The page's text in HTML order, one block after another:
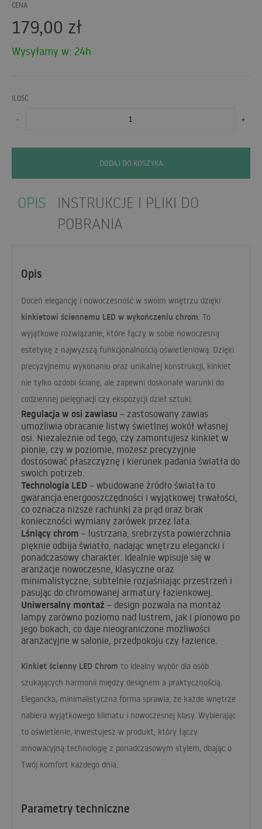
CENA
179,00 zł
Wysyłamy w: 24h
ILOŚĆ
- +
DODAJ DO KOSZYKA
OPIS
INSTRUKCJE I PLIKI DO
POBRANIA
Parametry techniczne
Opis
Doceń elegancję i nowoczesność w swoim wnętrzu dzięki
kinkietowi ściennemu LED w wykończeniu chrom. To
wyjątkowe rozwiązanie, które łączy w sobie nowoczesną
estetykę z najwyższą funkcjonalnością oświetleniową. Dzięki
precyzyjnemu wykonaniu oraz unikalnej konstrukcji, kinkiet
nie tylko ozdobi ścianę, ale zapewni doskonałe warunki do
codziennej pielęgnacji czy ekspozycji dzieł sztuki.
Regulacja w osi zawiasu – zastosowany zawias
umożliwia obracanie listwy świetlnej wokół własnej
osi. Niezależnie od tego, czy zamontujesz kinkiet w
pionie, czy w poziomie, możesz precyzyjnie
dostosować płaszczyznę i kierunek padania światła do
swoich potrzeb.
Technologia LED – wbudowane źródło światła to
gwarancja energooszczędności i wyjątkowej trwałości,
co oznacza niższe rachunki za prąd oraz brak
konieczności wymiany żarówek przez lata.
Lśniący chrom – lustrzana, srebrzysta powierzchnia
pięknie odbija światło, nadając wnętrzu elegancki i
ponadczasowy charakter. Idealnie wpisuje się w
aranżacje nowoczesne, klasyczne oraz
minimalistyczne, subtelnie rozjaśniając przestrzeń i
pasując do chromowanej armatury łazienkowej.
Uniwersalny montaż – design pozwala na montaż
lampy zarówno poziomo nad lustrem, jak i pionowo po
jego bokach, co daje nieograniczone możliwości
aranżacyjne w salonie, przedpokoju czy łazience.
Kinkiet ścienny LED Chrom to idealny wybór dla osób
szukających harmonii między designem a praktycznością.
Elegancka, minimalistyczna forma sprawia, że każde wnętrze
nabiera wyjątkowego klimatu i nowoczesnej klasy. Wybierając
to oświetlenie, inwestujesz w produkt, który łączy
innowacyjną technologię z ponadczasowym stylem, dbając o
Twój komfort każdego dnia.